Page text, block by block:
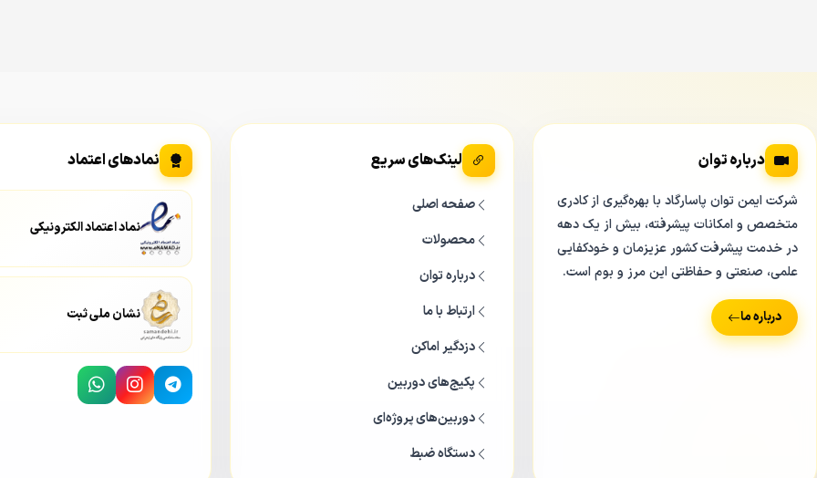
درباره توان
شرکت ایمن توان پاسارگاد با بهره‌گیری از کادری
متخصص و امکانات پیشرفته، بیش از یک دهه
در خدمت پیشرفت کشور عزیزمان و خودکفایی
علمی، صنعتی و حفاظتی این مرز و بوم است.
درباره ما
لینک‌های سریع
صفحه اصلی
محصولات
درباره توان
ارتباط با ما
دزدگیر اماکن
پکیج‌های دوربین
دوربین‌های پروژه‌ای
دستگاه ضبط
نمادهای اعتماد
نماد اعتماد الکترونیکی
نشان ملی ثبت